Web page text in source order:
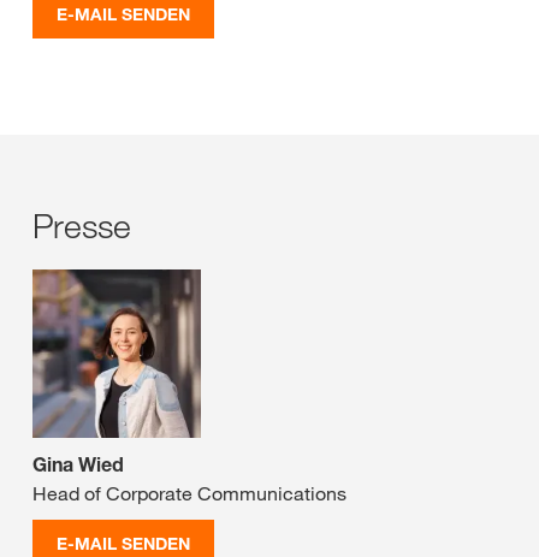
E-MAIL SENDEN
Presse
Gina Wied
Head of Corporate Communications
E-MAIL SENDEN